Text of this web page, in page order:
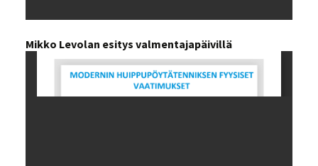
Mikko Levolan esitys valmentajapäivillä